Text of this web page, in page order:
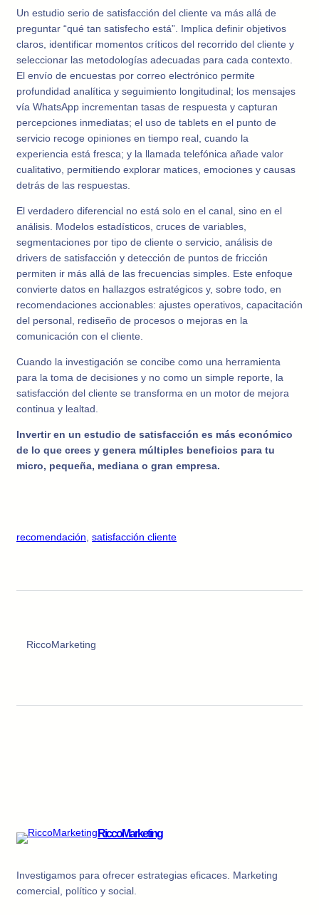
Un estudio serio de satisfacción del cliente va más allá de
preguntar “qué tan satisfecho está”. Implica definir objetivos
claros, identificar momentos críticos del recorrido del cliente y
seleccionar las metodologías adecuadas para cada contexto.
El envío de encuestas por correo electrónico permite
profundidad analítica y seguimiento longitudinal; los mensajes
vía WhatsApp incrementan tasas de respuesta y capturan
percepciones inmediatas; el uso de tablets en el punto de
servicio recoge opiniones en tiempo real, cuando la
experiencia está fresca; y la llamada telefónica añade valor
cualitativo, permitiendo explorar matices, emociones y causas
detrás de las respuestas.
El verdadero diferencial no está solo en el canal, sino en el
análisis. Modelos estadísticos, cruces de variables,
segmentaciones por tipo de cliente o servicio, análisis de
drivers de satisfacción y detección de puntos de fricción
permiten ir más allá de las frecuencias simples. Este enfoque
convierte datos en hallazgos estratégicos y, sobre todo, en
recomendaciones accionables: ajustes operativos, capacitación
del personal, rediseño de procesos o mejoras en la
comunicación con el cliente.
Cuando la investigación se concibe como una herramienta
para la toma de decisiones y no como un simple reporte, la
satisfacción del cliente se transforma en un motor de mejora
continua y lealtad.
Invertir en un estudio de satisfacción es más económico
de lo que crees y genera múltiples beneficios para tu
micro, pequeña, mediana o gran empresa.
recomendación satisfacción cliente
RiccoMarketing
RiccoMarketing
Investigamos para ofrecer estrategias eficaces. Marketing
comercial, político y social.